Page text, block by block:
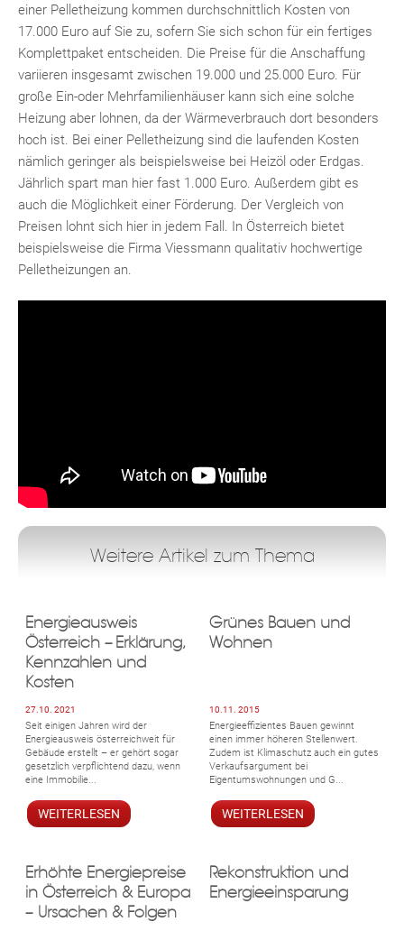
agr ats
einer Pelletheizung kommen durchschnittlich Kosten von
17.000 Euro auf Sie zu, sofern Sie sich schon für ein fertiges
Komplettpaket entscheiden. Die Preise für die Anschaffung
variieren insgesamt zwischen 19.000 und 25.000 Euro. Für
große Ein-oder Mehrfamilienhäuser kann sich eine solche
Heizung aber lohnen, da der Wärmeverbrauch dort besonders
hoch ist. Bei einer Pelletheizung sind die laufenden Kosten
nämlich geringer als beispielsweise bei Heizöl oder Erdgas.
Jährlich spart man hier fast 1.000 Euro. Außerdem gibt es
auch die Möglichkeit einer Förderung. Der Vergleich von
Preisen lohnt sich hier in jedem Fall. In Österreich bietet
beispielsweise die Firma Viessmann qualitativ hochwertige
Pelletheizungen an.
Weitere Artikel zum Thema
Energieausweis
Österreich – Erklärung,
Kennzahlen und
Kosten
27.10. 2021
Seit einigen Jahren wird der
Energieausweis österreichweit für
Gebäude erstellt – er gehört sogar
gesetzlich verpflichtend dazu, wenn
eine Immobilie...
WEITERLESEN
Grünes Bauen und
Wohnen
10.11. 2015
Energieeffizientes Bauen gewinnt
einen immer höheren Stellenwert.
Zudem ist Klimaschutz auch ein gutes
Verkaufsargument bei
Eigentumswohnungen und G...
WEITERLESEN
Erhöhte Energiepreise
in Österreich & Europa
– Ursachen & Folgen
Rekonstruktion und
Energieeinsparung